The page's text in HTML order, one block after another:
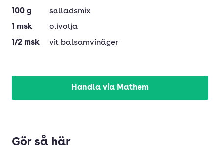
100 g
salladsmix
1 msk
olivolja
1/2 msk vit balsamvinäger
Handla via Mathem
Gör så här